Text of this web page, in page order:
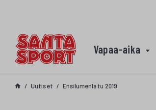
Vapaa-aika
Uutiset Ensilumenlatu 2019